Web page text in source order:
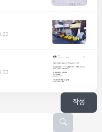
작성